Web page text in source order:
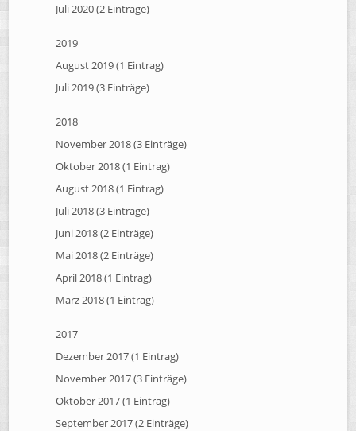
Juli 2020 (2 Einträge)
2019
August 2019 (1 Eintrag)
Juli 2019 (3 Einträge)
2018
November 2018 (3 Einträge)
Oktober 2018 (1 Eintrag)
August 2018 (1 Eintrag)
Juli 2018 (3 Einträge)
Juni 2018 (2 Einträge)
Mai 2018 (2 Einträge)
April 2018 (1 Eintrag)
März 2018 (1 Eintrag)
2017
Dezember 2017 (1 Eintrag)
November 2017 (3 Einträge)
Oktober 2017 (1 Eintrag)
September 2017 (2 Einträge)